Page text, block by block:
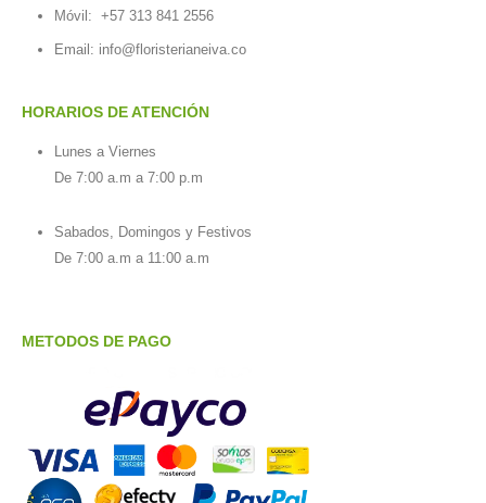
Móvil: +57 313 841 2556
Email: info@floristerianeiva.co
HORARIOS DE ATENCIÓN
Lunes a Viernes
De 7:00 a.m a 7:00 p.m
Sabados, Domingos y Festivos
De 7:00 a.m a 11:00 a.m
METODOS DE PAGO